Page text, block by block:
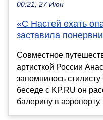
00:21, 27 Июн
«С Настей ехать
заставила
Совместное
артисткой России
запомнилось
беседе с KP.RU он
балерину в